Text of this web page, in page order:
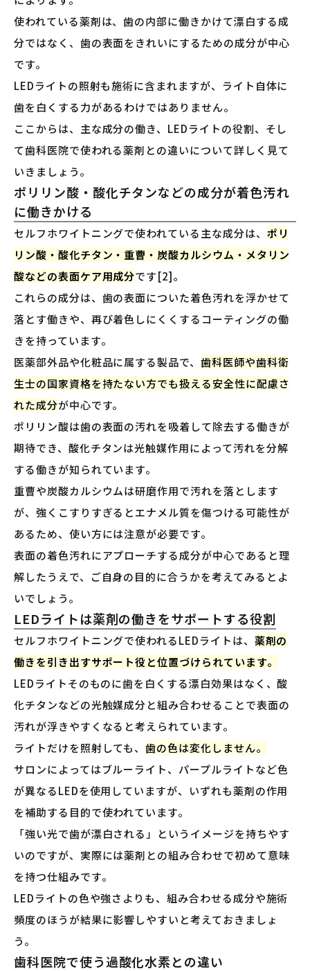
使われている薬剤は、歯の内部に働きかけて漂白する成
分ではなく、歯の表面をきれいにするための成分が中心
です。
LEDライトの照射も施術に含まれますが、ライト自体に
歯を白くする力があるわけではありません。
ここからは、主な成分の働き、LEDライトの役割、そし
て歯科医院で使われる薬剤との違いについて詳しく見て
いきましょう。
ポリリン酸・酸化チタンなどの成分が着色汚れ
に働きかける
セルフホワイトニングで使われている主な成分は、 ポリ
リン酸・酸化チタン・重曹・炭酸カルシウム・メタリン
酸などの表面ケア用成分です[2]。
これらの成分は、歯の表面についた着色汚れを浮かせて
落とす働きや、再び着色しにくくするコーティングの働
きを持っています。
医薬部外品や化粧品に属する製品で、 歯科医師や歯科衛
生士の国家資格を持たない方でも扱える安全性に配慮さ
れた成分が中心です。
ポリリン酸は歯の表面の汚れを吸着して除去する働きが
期待でき、酸化チタンは光触媒作用によって汚れを分解
する働きが知られています。
重曹や炭酸カルシウムは研磨作用で汚れを落とします
が、強くこすりすぎるとエナメル質を傷つける可能性が
あるため、使い方には注意が必要です。
表面の着色汚れにアプローチする成分が中心であると理
解したうえで、ご自身の目的に合うかを考えてみるとよ
いでしょう。
LEDライトは薬剤の働きをサポートする役割
セルフホワイトニングで使われるLEDライトは、 薬剤の
働きを引き出すサポート役と位置づけられています。
LEDライトそのものに歯を白くする漂白効果はなく、酸
化チタンなどの光触媒成分と組み合わせることで表面の
汚れが浮きやすくなると考えられています。
ライトだけを照射しても、歯の色は変化しません。
サロンによってはブルーライト、パープルライトなど色
が異なるLEDを使用していますが、いずれも薬剤の作用
を補助する目的で使われています。
「強い光で歯が漂白される」というイメージを持ちやす
いのですが、実際には薬剤との組み合わせで初めて意味
を持つ仕組みです。
LEDライトの色や強さよりも、組み合わせる成分や施術
頻度のほうが結果に影響しやすいと考えておきましょ
う。
歯科医院で使う過酸化水素との違い